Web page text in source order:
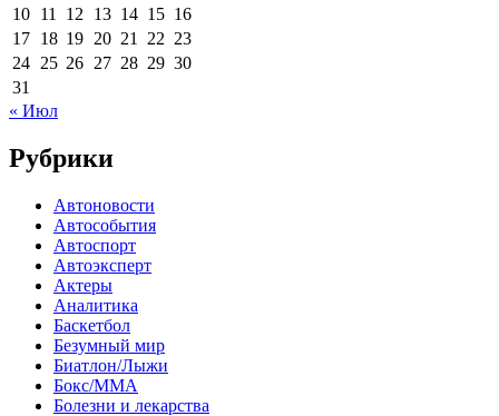
10 11 12 13 14 15 16
17 18 19 20 21 22 23
24 25 26 27 28 29 30
31
« Июл
Рубрики
Автоновости
Автособытия
Автоспорт
Автоэксперт
Актеры
Аналитика
Баскетбол
Безумный мир
Биатлон/Лыжи
Бокс/MMA
Болезни и лекарства